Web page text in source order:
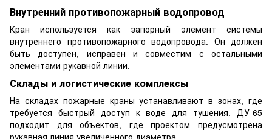
Внутренний противопожарный водопровод
Кран используется как запорный элемент системы
внутреннего противопожарного водопровода. Он должен
быть доступен, исправен и совместим с остальными
элементами рукавной линии.
Склады и логистические комплексы
На складах пожарные краны устанавливают в зонах, где
требуется быстрый доступ к воде для тушения. ДУ-65
подходит для объектов, где проектом предусмотрена